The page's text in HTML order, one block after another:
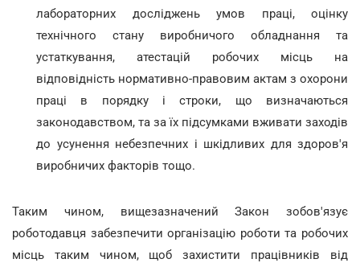
лабораторних досліджень умов праці, оцінку
технічного стану виробничого обладнання та
устаткування, атестацій робочих місць на
відповідність нормативно-правовим актам з охорони
праці в порядку і строки, що визначаються
законодавством, та за їх підсумками вживати заходів
до усунення небезпечних і шкідливих для здоров'я
виробничих факторів тощо.
Таким чином, вищезазначений Закон зобов'язує
роботодавця забезпечити організацію роботи та робочих
місць таким чином, щоб захистити працівників від